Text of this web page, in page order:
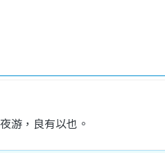
夜游 ， 良有以也 。